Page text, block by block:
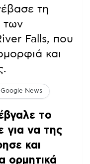
τη
των
Falls, που
και
News
το
για να της
και
ορμητικά